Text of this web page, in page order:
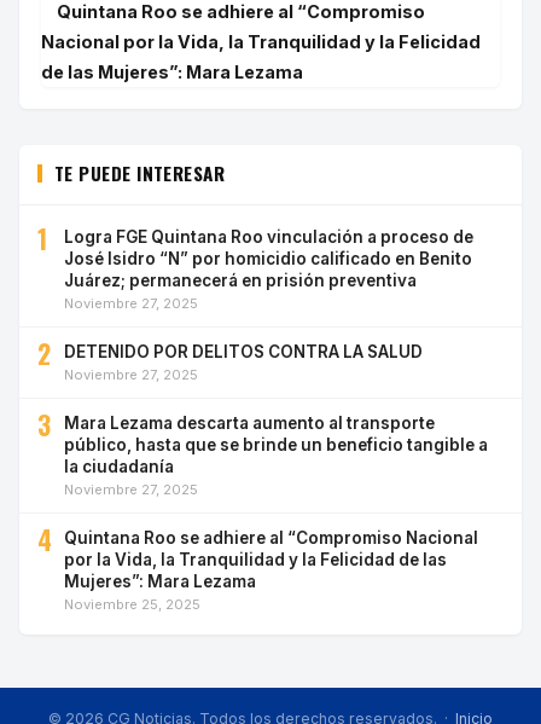
Quintana Roo se adhiere al “Compromiso
Nacional por la Vida, la Tranquilidad y la Felicidad
de las Mujeres”: Mara Lezama
TE PUEDE INTERESAR
1
Logra FGE Quintana Roo vinculación a proceso de
José Isidro “N” por homicidio calificado en Benito
Juárez; permanecerá en prisión preventiva
Noviembre 27, 2025
2 DETENIDO POR DELITOS CONTRA LA SALUD
Noviembre 27, 2025
3
Mara Lezama descarta aumento al transporte
público, hasta que se brinde un beneficio tangible a
la ciudadanía
Noviembre 27, 2025
4
Quintana Roo se adhiere al “Compromiso Nacional
por la Vida, la Tranquilidad y la Felicidad de las
Mujeres”: Mara Lezama
Noviembre 25, 2025
© 2026 CG Noticias. Todos los derechos reservados. · Inicio